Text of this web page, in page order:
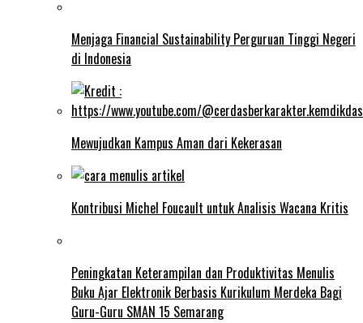
Menjaga Financial Sustainability Perguruan Tinggi Negeri
di Indonesia
Mewujudkan Kampus Aman dari Kekerasan
Kontribusi Michel Foucault untuk Analisis Wacana Kritis
Peningkatan Keterampilan dan Produktivitas Menulis
Buku Ajar Elektronik Berbasis Kurikulum Merdeka Bagi
Guru-Guru SMAN 15 Semarang